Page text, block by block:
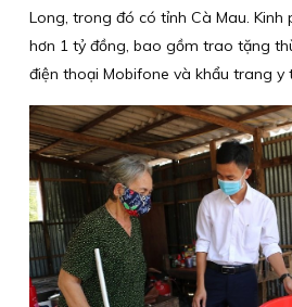
Long, trong đó có tỉnh Cà Mau. Kinh
hơn 1 tỷ đồng, bao gồm trao tặng
điện thoại Mobifone và khẩu trang y